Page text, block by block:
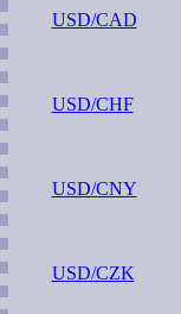
USD/CAD
USD/CHF
USD/CNY
USD/CZK